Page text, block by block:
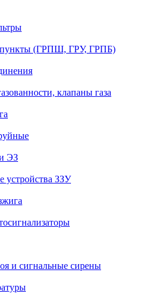
пункты (ГРПШ, ГРУ, ГРПБ)
клапаны газа
ЭЗ
устройства ЗЗУ
и сигнальные сирены